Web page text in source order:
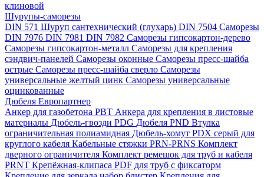
клиновой
Шурупы-саморезы
DIN 571 Шуруп сантехнический (глухарь) DIN 7504 Саморезы
DIN 7976 DIN 7981 DIN 7982 Саморезы гипсокартон-дерево
Саморезы гипсокартон-металл Саморезы для крепления
сэндвич-панелей Саморезы оконные Саморезы пресс-шайба
острые Саморезы пресс-шайба сверло Саморезы
универсальные желтый цинк Саморезы универсальные
оцинкованные
Дюбеля Европартнер
Анкер для газобетона PBT Анкера для крепления в листовые
материалы Дюбель-гвозди PDG Дюбеля PND Втулка
ограничительная полиамидная Дюбель-хомут PDX серый для
круглого кабеля Кабельные стяжки PRN-PRNS Комплект
дверного ограничителя Комплект ремешок для труб и кабеля
PRNT Крепёжная-клипаса PDF для труб с фиксаторм